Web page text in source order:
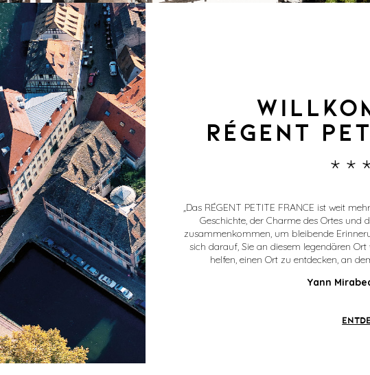
RÉGENT
„Das RÉGENT PETITE FRANCE ist weit
Geschichte, der Charme des Ortes und
zusammenkommen, um bleibende
sich darauf, Sie an diesem legendären
helfen, einen Ort zu entdecken, an
Yann